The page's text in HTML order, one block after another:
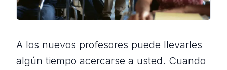
A los nuevos profesores puede llevarles
algún tiempo acercarse a usted. Cuando